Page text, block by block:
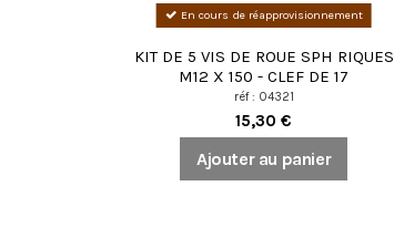
En cours de réapprovisionnement
KIT DE 5 VIS DE ROUE SPH RIQUES
M12 X 150 - CLEF DE 17
réf : 04321
15,30 €
Ajouter au panier